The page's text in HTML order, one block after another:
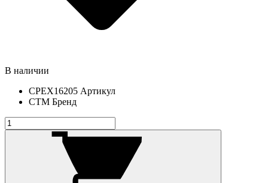
В наличии
CPEX16205 Артикул
СТМ Бренд